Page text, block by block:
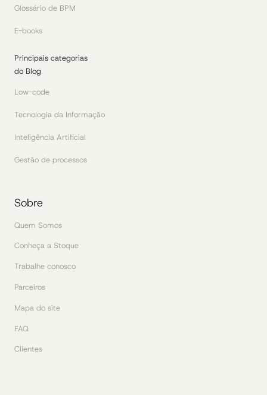
Glossário de BPM
E-books
Principais categorias
do Blog
Low-code
Tecnologia da Informação
Inteligência Artificial
Gestão de processos
Sobre
Quem Somos
Conheça a Stoque
Trabalhe conosco
Parceiros
Mapa do site
FAQ
Clientes